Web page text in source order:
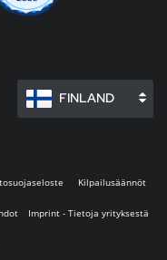
FINLAND
Kilpailusäännöt
Imprint - Tietoja yrityksestä